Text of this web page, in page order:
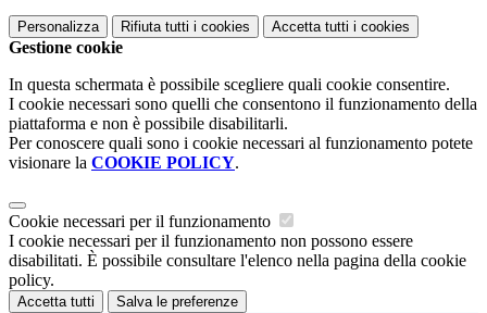
Personalizza Rifiuta tutti i cookies Accetta tutti i cookies
Gestione cookie
In questa schermata è possibile scegliere quali cookie consentire.
I cookie necessari sono quelli che consentono il funzionamento della
piattaforma e non è possibile disabilitarli.
Per conoscere quali sono i cookie necessari al funzionamento potete
visionare la COOKIE POLICY.
Cookie necessari per il funzionamento
I cookie necessari per il funzionamento non possono essere
disabilitati. È possibile consultare l'elenco nella pagina della cookie
policy.
Accetta tutti Salva le preferenze